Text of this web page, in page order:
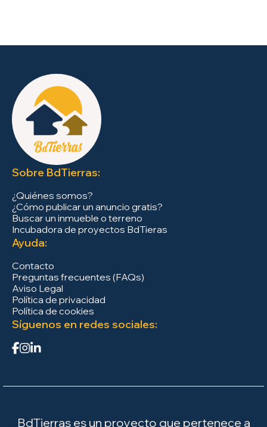
Sobre BdTierras:
¿Quiénes somos?
¿Cómo publicar un anuncio gratis?
Buscar un inmueble o terreno
Incubadora de proyectos BdTieras
Ayuda:
Contacto
Preguntas frecuentes (FAQs)
Aviso Legal
Política de privacidad
Política de cookies
Síguenos en redes sociales:
BdTierras es un proyecto que pertenece a